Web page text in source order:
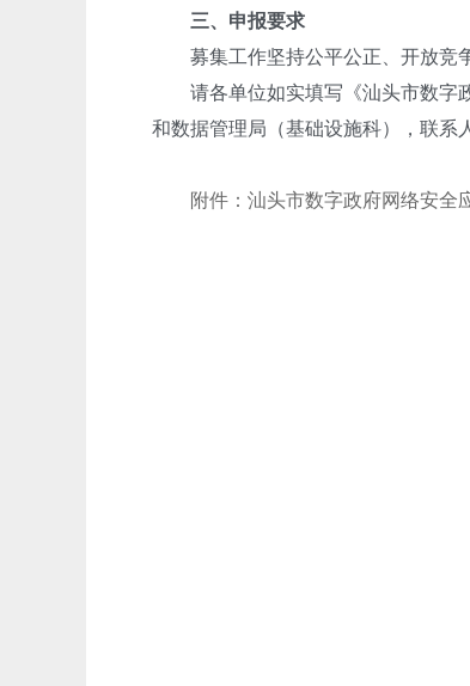
三、申报要求
募集工作坚持公平公正、开放竞争
请各单位如实填写《汕头市数字政
和数据管理局（基础设施科），联系
附件：汕头市数字政府网络安全